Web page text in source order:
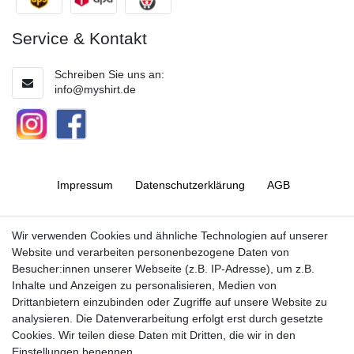
Service & Kontakt
Schreiben Sie uns an:
info@myshirt.de
Impressum Daten­schutz­erklärung AGB
Barrierefreiheitserklärung Widerrufs­recht
Vertrag widerrufen Kontakt
Wir verwenden Cookies und ähnliche Technologien auf unserer
Website und verarbeiten personenbezogene Daten von
Besucher:innen unserer Webseite (z.B. IP-Adresse), um z.B.
Inhalte und Anzeigen zu personalisieren, Medien von
Drittanbietern einzubinden oder Zugriffe auf unsere Website zu
analysieren. Die Datenverarbeitung erfolgt erst durch gesetzte
Cookies. Wir teilen diese Daten mit Dritten, die wir in den